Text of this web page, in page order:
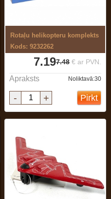
Rotaļu helikopteru komplekts
Kods: 9232262
7.48 € ar PVN.
7.19
Apraksts Noliktavā:30
- + Pirkt